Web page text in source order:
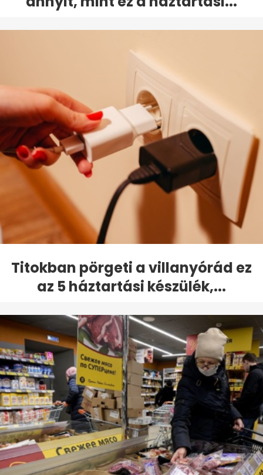
Titokban pörgeti a villanyórád ez
az 5 háztartási készülék,...